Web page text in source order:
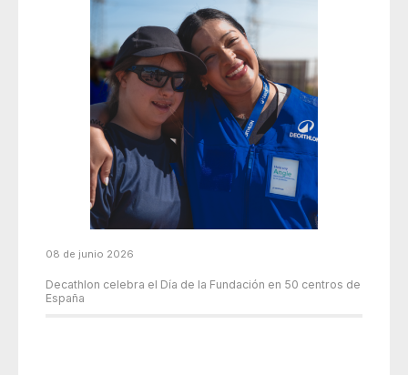
08 de junio 2026
Decathlon celebra el Día de la Fundación en 50 centros de
España